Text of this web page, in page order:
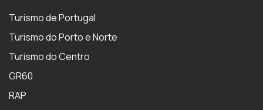
Turismo de Portugal
Turismo do Porto e Norte
Turismo do Centro
GR60
RAP